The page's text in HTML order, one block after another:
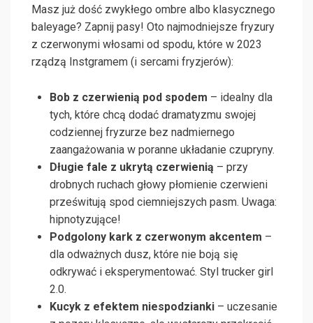
Masz już dość zwykłego ombre albo klasycznego
baleyage? Zapnij pasy! Oto najmodniejsze fryzury
z czerwonymi włosami od spodu, które w 2023
rządzą Instgramem (i sercami fryzjerów):
Bob z czerwienią pod spodem – idealny dla
tych, które chcą dodać dramatyzmu swojej
codziennej fryzurze bez nadmiernego
zaangażowania w poranne układanie czupryny.
Długie fale z ukrytą czerwienią – przy
drobnych ruchach głowy płomienie czerwieni
prześwitują spod ciemniejszych pasm. Uwaga:
hipnotyzujące!
Podgolony kark z czerwonym akcentem –
dla odważnych dusz, które nie boją się
odkrywać i eksperymentować. Styl trucker girl
2.0.
Kucyk z efektem niespodzianki – uczesanie